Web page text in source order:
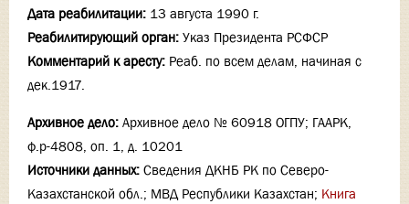
Дата реабилитации: 13 августа 1990 г.
Реабилитирующий орган: Указ Президента РСФСР
Комментарий к аресту: Реаб. по всем делам, начиная с
дек.1917.
Архивное дело: Архивное дело № 60918 ОГПУ; ГААРК,
ф.р-4808, оп. 1, д. 10201
Источники данных: Сведения ДКНБ РК по Северо-
Казахстанской обл.; МВД Республики Казахстан; Книга